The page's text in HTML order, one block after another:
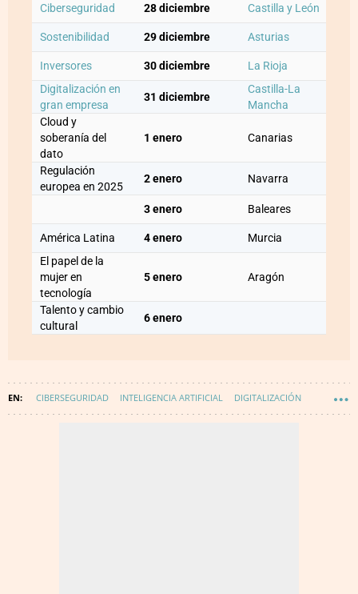
Ciberseguridad 28 diciembre Castilla y León
Sostenibilidad 29 diciembre Asturias
Inversores 30 diciembre
La Rioja
Digitalización en
gran empresa
31 diciembre
Castilla-La
Mancha
Cloud y
soberanía del
dato
1 enero Canarias
Regulación
europea en 2025
2 enero Navarra
3 enero Baleares
América Latina 4 enero
Murcia
El papel de la
mujer en
tecnología
5 enero Aragón
Talento y cambio
cultural
6 enero
CIBERSEGURIDAD INTELIGENCIA ARTIFICIAL DIGITALIZACIÓN